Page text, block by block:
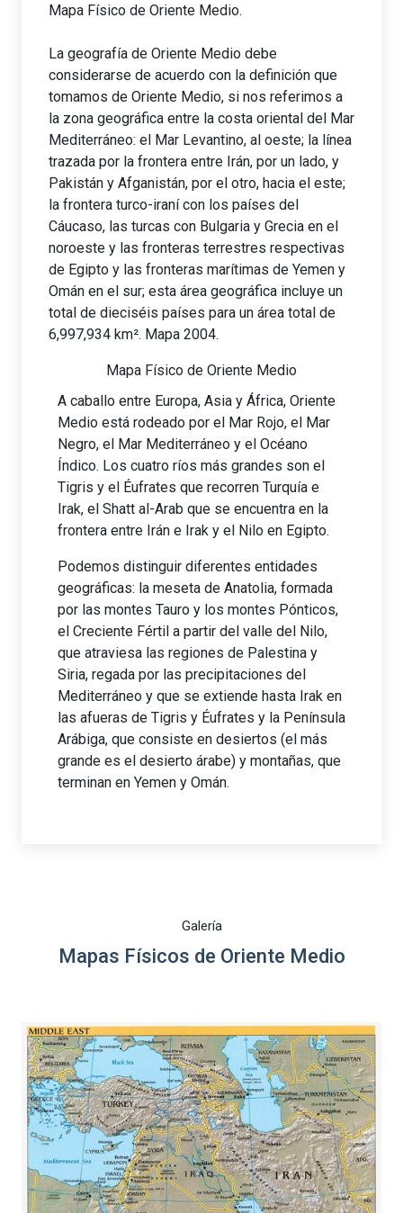
Mapa Físico de Oriente Medio.
La geografía de Oriente Medio debe
considerarse de acuerdo con la definición que
tomamos de Oriente Medio, si nos referimos a
la zona geográfica entre la costa oriental del Mar
Mediterráneo: el Mar Levantino, al oeste; la línea
trazada por la frontera entre Irán, por un lado, y
Pakistán y Afganistán, por el otro, hacia el este;
la frontera turco-iraní con los países del
Cáucaso, las turcas con Bulgaria y Grecia en el
noroeste y las fronteras terrestres respectivas
de Egipto y las fronteras marítimas de Yemen y
Omán en el sur; esta área geográfica incluye un
total de dieciséis países para un área total de
6,997,934 km². Mapa 2004.
Mapa Físico de Oriente Medio
A caballo entre Europa, Asia y África, Oriente
Medio está rodeado por el Mar Rojo, el Mar
Negro, el Mar Mediterráneo y el Océano
Índico. Los cuatro ríos más grandes son el
Tigris y el Éufrates que recorren Turquía e
Irak, el Shatt al-Arab que se encuentra en la
frontera entre Irán e Irak y el Nilo en Egipto.
Podemos distinguir diferentes entidades
geográficas: la meseta de Anatolia, formada
por las montes Tauro y los montes Pónticos,
el Creciente Fértil a partir del valle del Nilo,
que atraviesa las regiones de Palestina y
Siria, regada por las precipitaciones del
Mediterráneo y que se extiende hasta Irak en
las afueras de Tigris y Éufrates y la Península
Arábiga, que consiste en desiertos (el más
grande es el desierto árabe) y montañas, que
terminan en Yemen y Omán.
Galería
Mapas Físicos de Oriente Medio